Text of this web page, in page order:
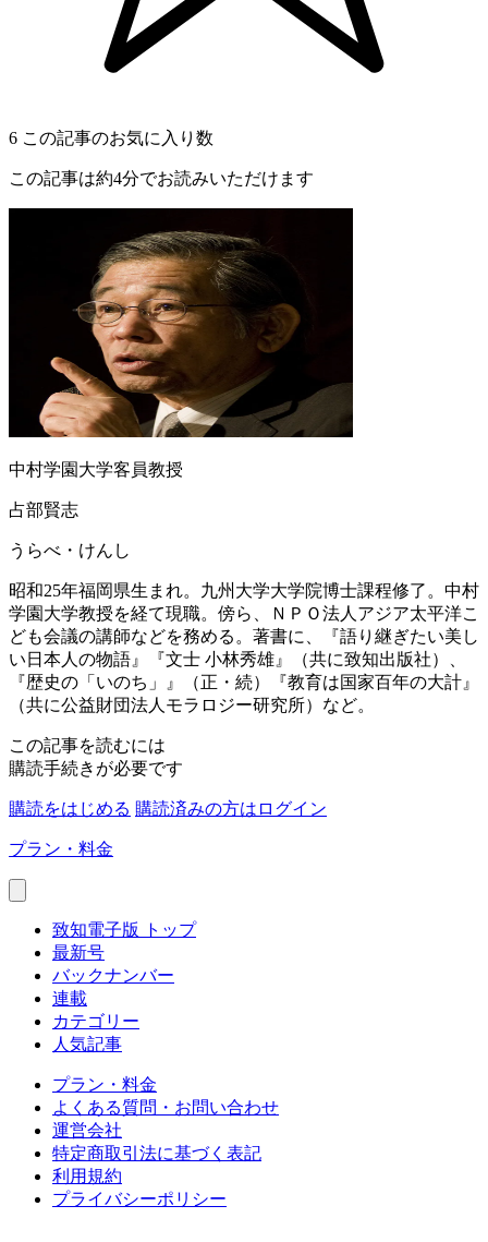
6 この記事のお気に入り数
この記事は約4分でお読みいただけます
中村学園大学客員教授
占部賢志
うらべ・けんし
昭和25年福岡県生まれ。九州大学大学院博士課程修了。中村
学園大学教授を経て現職。傍ら、ＮＰＯ法人アジア太平洋こ
ども会議の講師などを務める。著書に、『語り継ぎたい美し
い日本人の物語』『文士 小林秀雄』（共に致知出版社）、
『歴史の「いのち」』（正・続）『教育は国家百年の大計』
（共に公益財団法人モラロジー研究所）など。
この記事を読むには
購読手続きが必要です
購読をはじめる 購読済みの方はログイン
プラン・料金
致知電子版 トップ
最新号
バックナンバー
連載
カテゴリー
人気記事
プラン・料金
よくある質問・お問い合わせ
運営会社
特定商取引法に基づく表記
利用規約
プライバシーポリシー